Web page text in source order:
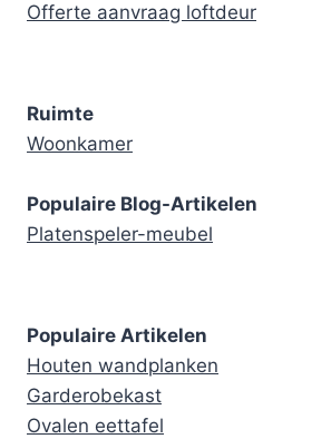
Offerte aanvraag loftdeur
Ruimte
Woonkamer
Populaire Blog-Artikelen
Platenspeler-meubel
Populaire Artikelen
Houten wandplanken
Garderobekast
Ovalen eettafel